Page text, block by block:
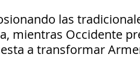
las
mientras Occidente
a transformar